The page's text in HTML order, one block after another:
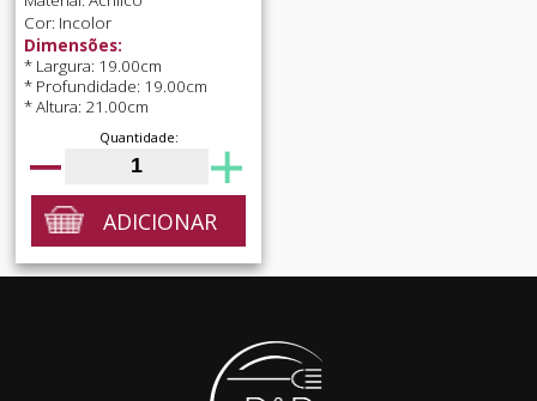
Cor: Incolor
Dimensões:
* Largura: 19.00cm
* Profundidade: 19.00cm
* Altura: 21.00cm
Quantidade:
ADICIONAR